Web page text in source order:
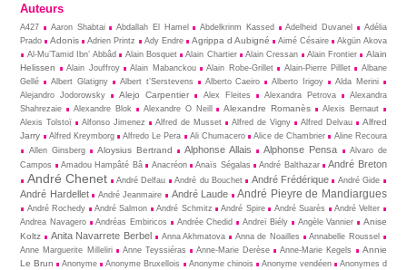
Auteurs
A427 Aaron Shabtai Abdallah El Hamel Abdelkrinm Kassed Adelheid Duvanel
Adélia
Prado
Adonis Adrien Printz Ady Endre Agrippa d Aubigné Aimé Césaire
Akgün Akova
Al-Mu’Tamid Ibn’ Abbâd
Alain Bosquet Alain Chartier Alain Cressan Alain Frontier
Alain
Helissen
Alain Jouffroy Alain Mabanckou Alain Robe-Grillet Alain-Pierre Pilllet
Albane
Gellé
Albert Glatigny Albert t’Serstevens Alberto Caeiro Alberto Irigoy
Alda Merini
Alejandro Jodorowsky
Alejo Carpentier Alex Fleites Alexandra Petrova
Alexandra
Shahrezaie
Alexandre Blok Alexandre O Neill Alexandre Romanès
Alexis Bernaut
Alexis Tolstoï
Alfonso Jimenez Alfred de Musset Alfred de Vigny Alfred Delvau
Alfred
Jarry
Alfred Kreymborg Alfredo Le Pera Ali Chumacero Alice de Chambrier
Aline Recoura
Allen Ginsberg
Aloysius Bertrand Alphonse Allais Alphonse Pensa
Alvaro de
Campos
Amadou Hampâté Bâ Anacréon Anaïs Ségalas André Balthazar André Breton
André Chenet André Delfau André du Bouchet André Frédérique André Gide
André Hardellet André Jeanmaire André Laude André Pieyre de Mandiargues
André Rochedy André Salmon André Schmitz André Spire André Suarès
André Velter
Andrea Navagero
Andréas Embiricos Andrée Chedid Andreï Biély Angèle Vannier
Anise
Koltz
Anita Navarrete Berbel Anna Akhmatova Anna de Noailles
Annabelle Roussel
Anne Marguerite Milleliri
Anne Teyssiéras Anne-Marie Derèse Anne-Marie Kegels
Annie
Le Brun
Anonyme Anonyme Bruxellois Anonyme chinois Anonyme vendéen
Anonymes d